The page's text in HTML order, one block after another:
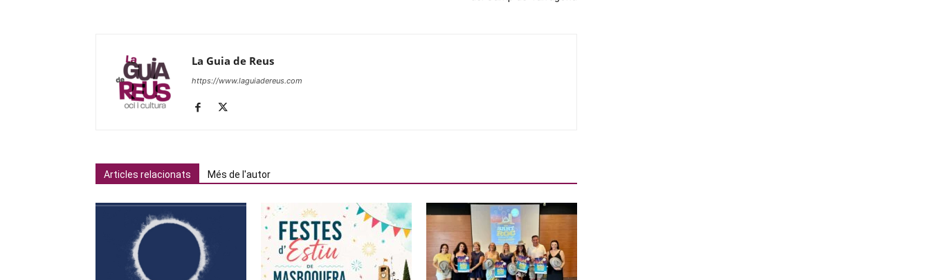
La Guia de Reus
https://www.laguiadereus.com
Articles relacionats Més de l'autor